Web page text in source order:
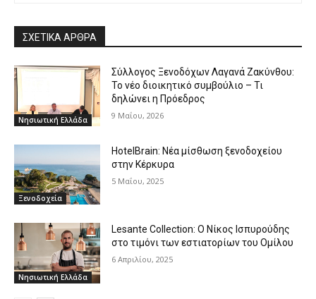
ΣΧΕΤΙΚΑ ΑΡΘΡΑ
Νησιωτική Ελλάδα
Σύλλογος Ξενοδόχων Λαγανά Ζακύνθου:
Το νέο διοικητικό συμβούλιο – Τι
δηλώνει η Πρόεδρος
9 Μαΐου, 2026
Ξενοδοχεία
HotelBrain: Νέα μίσθωση ξενοδοχείου
στην Κέρκυρα
5 Μαΐου, 2025
Νησιωτική Ελλάδα
Lesante Collection: Ο Νίκος Ισπυρούδης
στο τιμόνι των εστιατορίων του Ομίλου
6 Απριλίου, 2025